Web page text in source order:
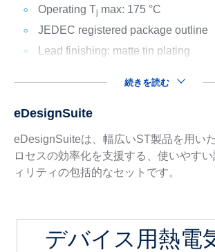
Operating Tj max: 175 °C
JEDEC registered package outline
Lead finishing: matte tin plating
続きを読む
eDesignSuite
eDesignSuiteは、幅広いST製品を用い
ロセスの効率化を支援する、使いやす
ィリティの包括的なセットです。
デバイス用熱電